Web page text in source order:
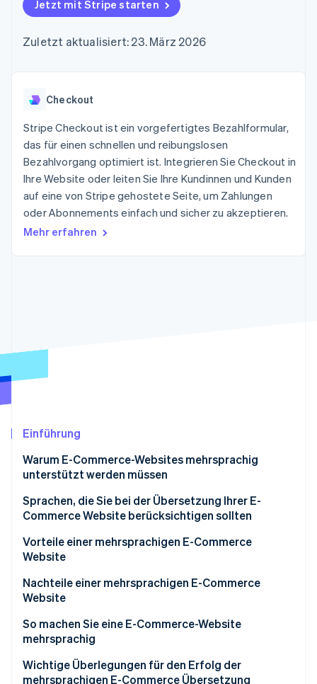
Zugriff auf mehr als
Terminal
Optimierung der
Autorisierungsraten
Link
Beschleunigter
Bezahlvorgang
Financial
Connections
Verbundene
Finanzdaten
Data Pipeline
Datensynchronisierung
Mehr
Climate
Stripe-Sessions 2026
Erfahren Sie, wie Stripe Lösungen für die
Geldmanagement
SaaS
KI-Unternehmen
Creator Economy
Gaming
Bewirtung, Reisen und
Freizeit
Versicherungen
Medien und
Unterhaltung
Organisationen
Marktplatz auf
Abonnementverwaltung
nutzungsbasierte
geht´s
Bereitstellung und
Verwaltung von
Diensten mit Agenten
Ressourcen
Produkt-Roadmap
Karriere
Stripe Press
Kontakt
Sales-Team
kontaktieren
Partner werden
Jetzt mit Stripe starten
Zuletzt aktualisiert: 23. März 2026
Checkout
Stripe Checkout ist ein vorgefertigtes Bezahlformular,
das für einen schnellen und reibungslosen
Bezahlvorgang optimiert ist. Integrieren Sie Checkout in
Ihre Website oder leiten Sie Ihre Kundinnen und Kunden
auf eine von Stripe gehostete Seite, um Zahlungen
oder Abonnements einfach und sicher zu akzeptieren.
Mehr erfahren
Einführung
Warum E-Commerce-Websites mehrsprachig
unterstützt werden müssen
Marktskalierung für grenzüberschreitenden E-
Commerce erweitern
Anstieg des Inbound-Tourismus
Sprachen, die Sie bei der Übersetzung Ihrer E-
Commerce Website berücksichtigen sollten
Englisch
Koreanisch
Vorteile einer mehrsprachigen E-Commerce
Website
Erweiterte Vertriebskanäle führen zu höherem
Umsatz
Vertrauens- und Gunststeigerung
Differenzierung von Wettbewerbern
Nachteile einer mehrsprachigen E-Commerce
Website
Übersetzungsqualitätskontrolle und
Aktualisierungskosten
Mehrsprachiger Kundensupport
So machen Sie eine E-Commerce-Website
mehrsprachig
Feste Übersetzer/innen einstellen
Wichtige Überlegungen für den Erfolg der
mehrsprachigen E-Commerce Übersetzung